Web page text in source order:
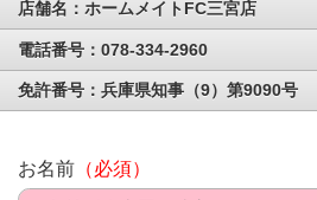
店舗名：ホームメイトFC三宮店
電話番号：078-334-2960
免許番号：兵庫県知事（9）第9090号
お名前 （必須）